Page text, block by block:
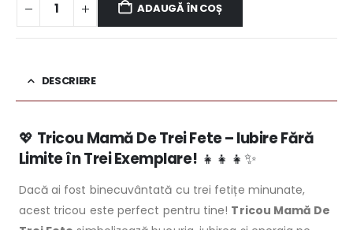
ADAUGĂ ÎN COȘ
DESCRIERE
💖 Tricou Mamă De Trei Fete – Iubire Fără
Limite în Trei Exemplare! 👧👧👧✨
Dacă ai fost binecuvântată cu trei fetițe minunate,
acest tricou este perfect pentru tine! Tricou Mamă De